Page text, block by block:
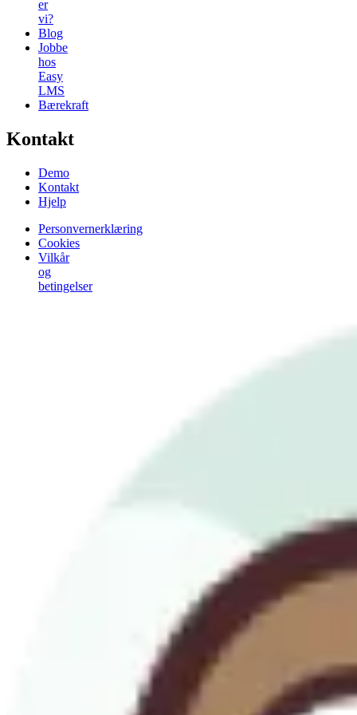
er
vi?
Blog
Jobbe
hos
Easy
LMS
Bærekraft
Kontakt
Demo
Kontakt
Hjelp
Personvernerklæring
Cookies
Vilkår
og
betingelser